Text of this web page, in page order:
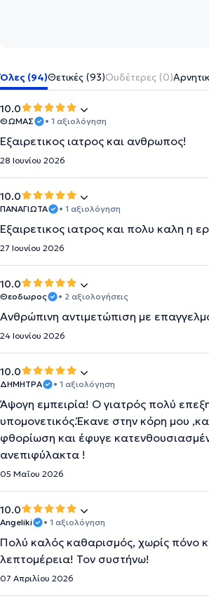
Όλες (94)Θετικές (93)Ουδέτερες (0)
10.0
ΘΩΜΑΣ • 1 αξιολόγηση
Εξαιρετικος ιατρος και ανθρωπος!
28 Ιουνίου 2026
10.0
ΠΑΝΑΓΙΩΤΑ • 1 αξιολόγηση
Εξαιρετικος ιατρος και πολυ καλη η
27 Ιουνίου 2026
10.0
Θεοδωρος • 2 αξιολογήσεις
Ανθρώπινη αντιμετώπιση με
24 Ιουνίου 2026
10.0
ΔΗΜΗΤΡΑ • 1 αξιολόγηση
Άψογη εμπειρία! Ο γιατρός πολύ
υπομονετικός.Έκανε στην κόρη μου
φθορίωση και έφυγε
ανεπιφύλακτα !
05 Μαΐου 2026
10.0
Angeliki • 1 αξιολόγηση
Πολύ καλός καθαρισμός, χωρίς πόνο
λεπτομέρεια! Τον συστήνω!
07 Απριλίου 2026